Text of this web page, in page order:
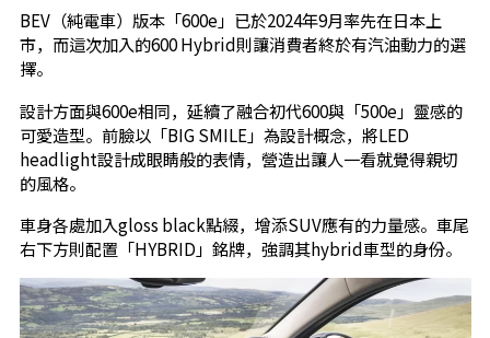
BEV（純電車）版本「600e」已於2024年9月率先在日本上
市，而這次加入的600 Hybrid則讓消費者終於有汽油動力的選
擇。
設計方面與600e相同，延續了融合初代600與「500e」靈感的
可愛造型。前臉以「BIG SMILE」為設計概念，將LED
headlight設計成眼睛般的表情，營造出讓人一看就覺得親切
的風格。
車身各處加入gloss black點綴，增添SUV應有的力量感。車尾
右下方則配置「HYBRID」銘牌，強調其hybrid車型的身份。